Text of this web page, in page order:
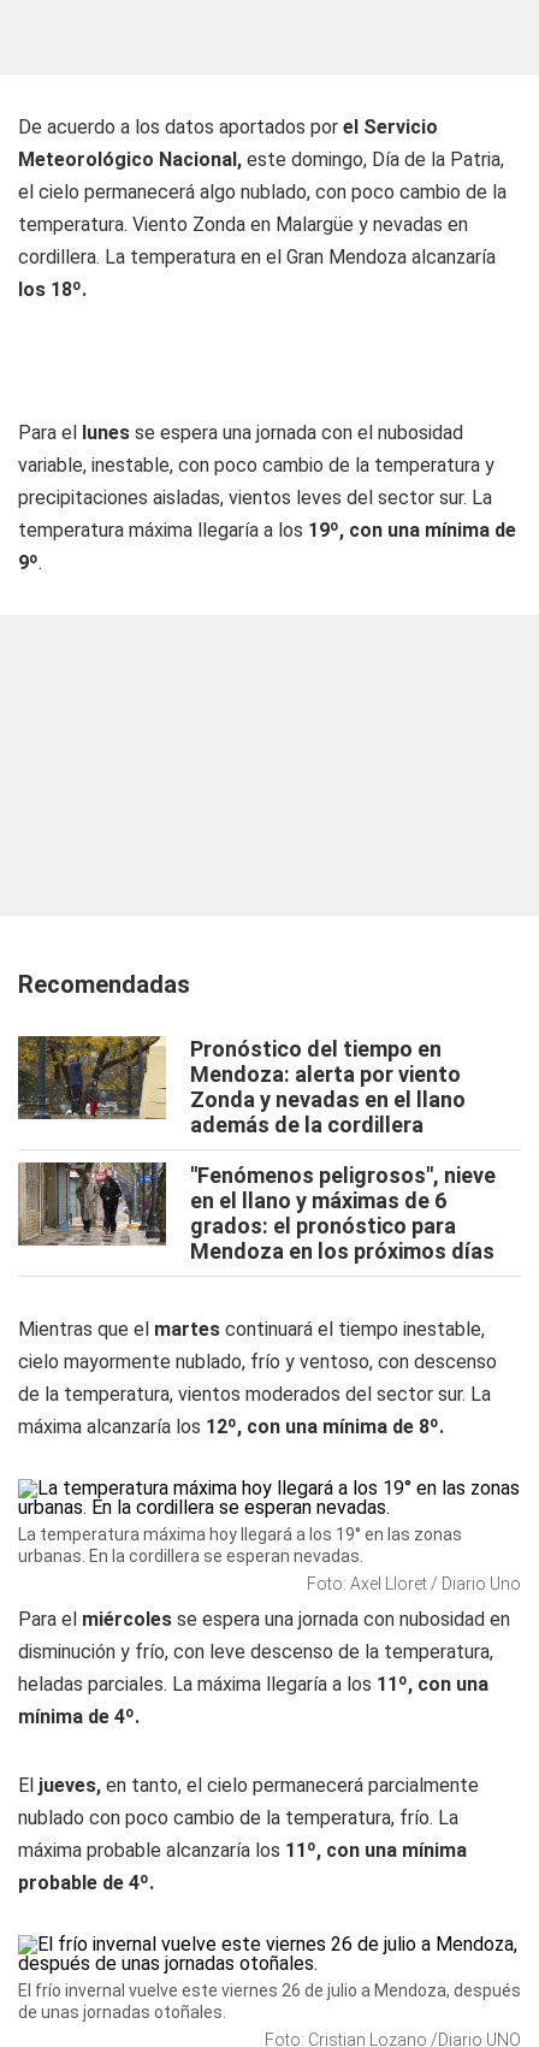
De acuerdo a los datos aportados por el Servicio
Meteorológico Nacional, este domingo, Día de la Patria,
el cielo permanecerá algo nublado, con poco cambio de la
temperatura. Viento Zonda en Malargüe y nevadas en
cordillera. La temperatura en el Gran Mendoza alcanzaría
los 18º.
Para el lunes se espera una jornada con el nubosidad
variable, inestable, con poco cambio de la temperatura y
precipitaciones aisladas, vientos leves del sector sur. La
temperatura máxima llegaría a los 19º, con una mínima de
9º.
Recomendadas
Pronóstico del tiempo en
Mendoza: alerta por viento
Zonda y nevadas en el llano
además de la cordillera
"Fenómenos peligrosos", nieve
en el llano y máximas de 6
grados: el pronóstico para
Mendoza en los próximos días
Mientras que el martes continuará el tiempo inestable,
cielo mayormente nublado, frío y ventoso, con descenso
de la temperatura, vientos moderados del sector sur. La
máxima alcanzaría los 12º, con una mínima de 8º.
La temperatura máxima hoy llegará a los 19° en las zonas
urbanas. En la cordillera se esperan nevadas.
Foto: Axel Lloret / Diario Uno
Para el miércoles se espera una jornada con nubosidad en
disminución y frío, con leve descenso de la temperatura,
heladas parciales. La máxima llegaría a los 11º, con una
mínima de 4º.
El jueves, en tanto, el cielo permanecerá parcialmente
nublado con poco cambio de la temperatura, frío. La
máxima probable alcanzaría los 11º, con una mínima
probable de 4º.
El frío invernal vuelve este viernes 26 de julio a Mendoza, después
de unas jornadas otoñales.
Foto: Cristian Lozano /Diario UNO